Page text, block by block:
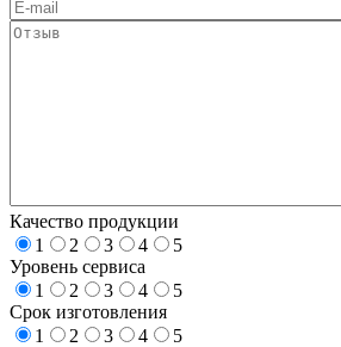
Качество продукции
1
2 3 4
5
Уровень сервиса
1
2 3 4
5
Срок изготовления
1
2 3 4
5